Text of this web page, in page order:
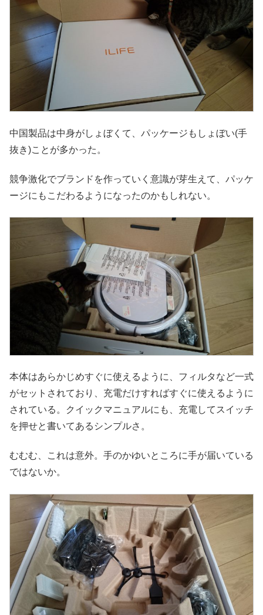
中国製品は中身がしょぼくて、パッケージもしょぼい(手
抜き)ことが多かった。
競争激化でブランドを作っていく意識が芽生えて、パッケ
ージにもこだわるようになったのかもしれない。
本体はあらかじめすぐに使えるように、フィルタなど一式
がセットされており、充電だけすればすぐに使えるように
されている。クイックマニュアルにも、充電してスイッチ
を押せと書いてあるシンプルさ。
むむむ、これは意外。手のかゆいところに手が届いている
ではないか。